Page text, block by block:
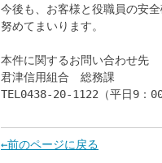
今後も、お客様と役職員の安
努めてまいります。
本件に関するお問い合わせ先
君津信用組合 総務課
TEL0438-20-1122（平日9：00
←前のページに戻る